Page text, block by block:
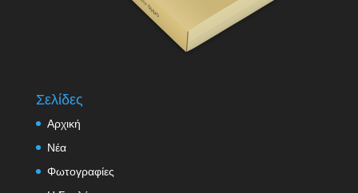
Σελίδες
Αρχική
Νέα
Φωτογραφίες